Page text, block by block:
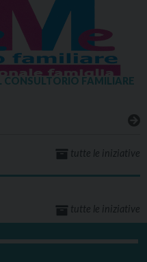
CONSULTORIO FAMILIARE
tutte le iniziative
tutte le iniziative